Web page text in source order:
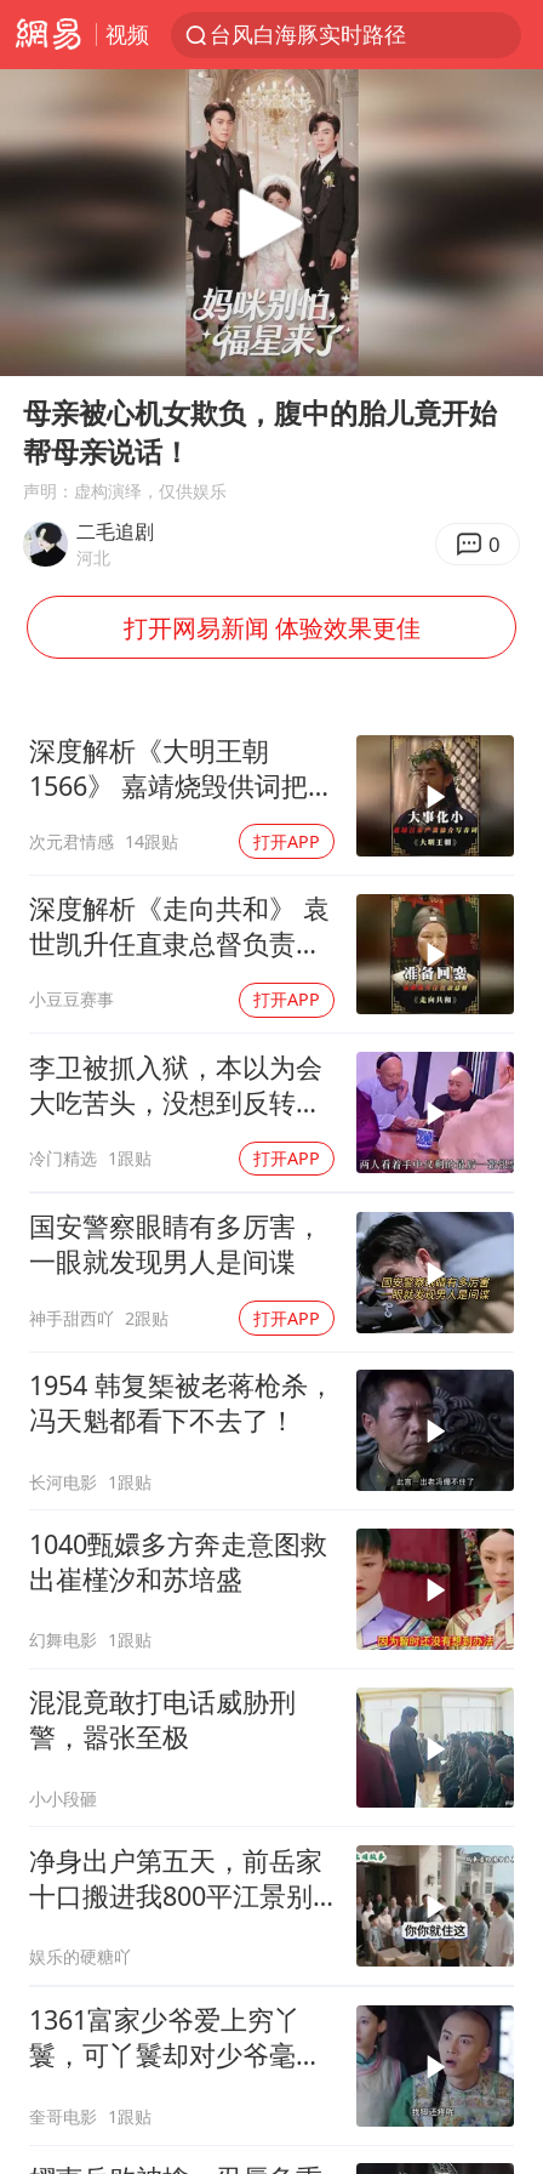
视频
台风白海豚实时路径
泉州市委书记张毅恭被查
老中医：立秋后养心是关键
中医教你一招提升气血
U17国足三连胜晋级明日之星半决赛
中巨芯：上半年归母净利润1405.77万元
“今天得有40℃了吧 为啥还不预警”
欧阳娜娜窦靖童好搭
国防部：坚决反制任何闹海挑衅图谋
“新疆阿勒泰八月能滑雪”不实
日本试射“战斧”导弹，国防部回应
胡彦斌韩磊 谁帮谁
夯实基础开新局
Play
母亲被心机女欺负，腹中的胎儿竟开始
帮母亲说话！
声明：虚构演绎，仅供娱乐
二毛追剧
河北 0
打开网易新闻 体验效果更佳
深度解析《大明王朝
1566》 嘉靖烧毁供词把浙
次元君情感 14跟贴 打开APP
深度解析《走向共和》 袁
世凯升任直隶总督负责接
小豆豆赛事 打开APP
李卫被抓入狱，本以为会
大吃苦头，没想到反转来
冷门精选 1跟贴 打开APP
国安警察眼睛有多厉害，
一眼就发现男人是间谍
神手甜西吖 2跟贴 打开APP
1954 韩复榘被老蒋枪杀，
冯天魁都看下不去了！
长河电影 1跟贴
1040甄嬛多方奔走意图救
出崔槿汐和苏培盛
幻舞电影 1跟贴
混混竟敢打电话威胁刑
警，嚣张至极
小小段砸
净身出户第五天，前岳家
十口搬进我800平江景别
娱乐的硬糖吖
1361富家少爷爱上穷丫
鬟，可丫鬟却对少爷毫无
奎哥电影 1跟贴